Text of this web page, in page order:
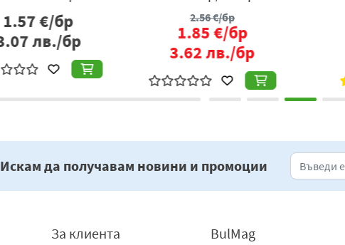
0.28
0.55лв./бр
0.26
0.51
Искам да получавам новини и промоции
За клиента BulMag